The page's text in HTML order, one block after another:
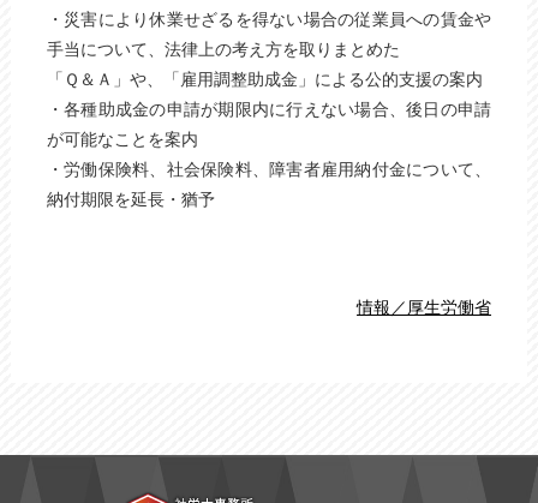
・災害により休業せざるを得ない場合の従業員への賃金や
手当について、法律上の考え方を取りまとめた
「Ｑ＆Ａ」や、「雇用調整助成金」による公的支援の案内
・各種助成金の申請が期限内に行えない場合、後日の申請
が可能なことを案内
・労働保険料、社会保険料、障害者雇用納付金について、
納付期限を延長・猶予
情報／厚生労働省